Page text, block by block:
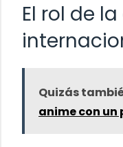
El rol de
Quizás
anime con